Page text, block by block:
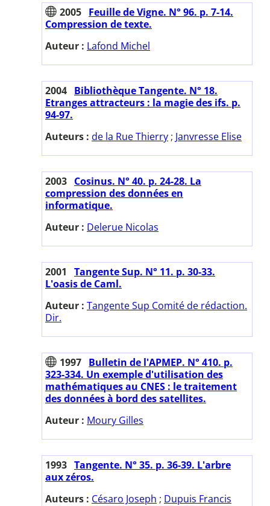
2005 Feuille de Vigne. N° 96. p. 7-14.
Compression de texte.
Auteur : Lafond Michel
2004 Bibliothèque Tangente. N° 18.
Etranges attracteurs : la magie des ifs. p.
94-97.
Auteurs : de la Rue Thierry ; Janvresse Elise
2003 Cosinus. N° 40. p. 24-28. La
compression des données en
informatique.
Auteur : Delerue Nicolas
2001
Tangente Sup. N° 11. p. 30-33.
L'oasis de Caml.
Auteur : Tangente Sup Comité de rédaction.
Dir.
1997 Bulletin de l'APMEP. N° 410. p.
323-334. Un exemple d'utilisation des
mathématiques au CNES : le traitement
des données à bord des satellites.
Auteur : Moury Gilles
1993 Tangente. N° 35. p. 36-39. L'arbre
aux zéros.
Auteurs : Césaro Joseph ; Dupuis Francis